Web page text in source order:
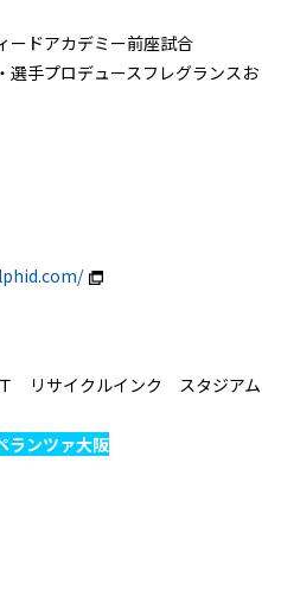
ードアカデミー前座試合
選手プロデュースフレグランスお
リサイクルインク スタジアム
ンツァ大阪